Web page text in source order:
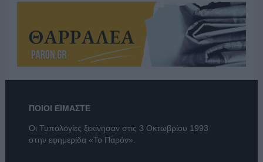
ΠΟΙΟΙ ΕΙΜΑΣΤΕ
Οι Τυπολογίες ξεκίνησαν στις 3 Οκτωβρίου 1993
στην εφημερίδα «Το Παρόν».